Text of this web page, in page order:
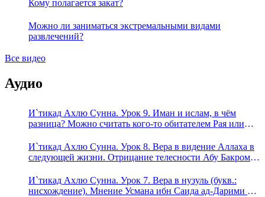
Кому полагается закат?
Можно ли заниматься экстремальными видами
развлечений?
Все видео
Аудио
И`тикад Ахлю Сунна. Урок 9. Иман и ислам, в чём
разница? Можно считать кого-то обитателем Рая или
И`тикад Ахлю Сунна. Урок 8. Вера в видение Аллаха в
следующей жизни. Отрицание телесности Абу Бакром
ибн Саида ад-Дарими. Иман – это слова, дела и
познание
И`тикад Ахлю Сунна. Урок 7. Вера в нузуль (букв.:
нисхождение). Мнение Усмана ибн Саида ад-Дарими о